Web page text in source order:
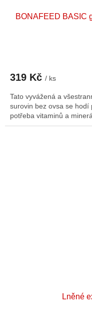
BONAFEED BASIC
319 Kč / ks
Tato vyvážená a
surovin bez ovsa se
potřeba vitaminů a
Lněné